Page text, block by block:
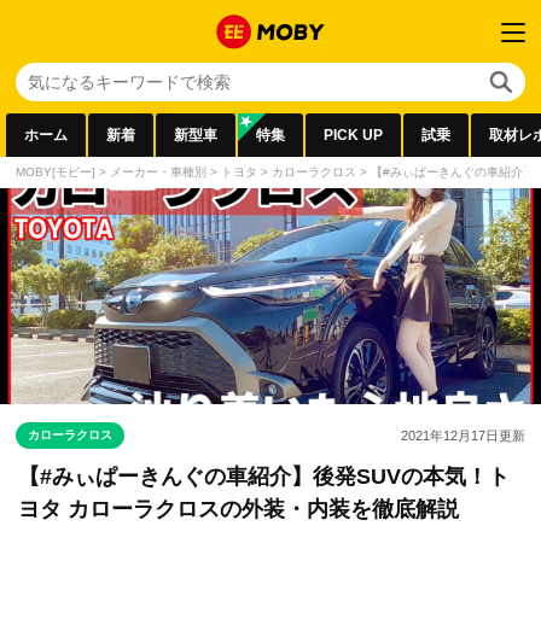
ホーム 新着 新型車 特集 PICK UP 試乗 取材レ
MOBY[モビー] > メーカー・車種別 > トヨタ > カローラクロス > 【#みぃぱーきんぐの車紹介
カローラクロス 2021年12月17日更新
【#みぃぱーきんぐの車紹介】後発SUVの本気！ト
ヨタ カローラクロスの外装・内装を徹底解説